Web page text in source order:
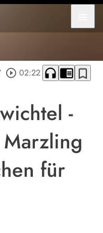
play_circle_outline 02:22 headphones chrome_reader_mode bookmark_border
-
für